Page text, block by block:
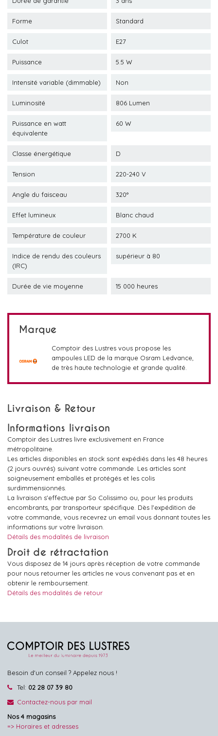
Forme Standard
Culot E27
Puissance 5.5 W
Intensité variable (dimmable) Non
Luminosité 806 Lumen
Puissance en watt
équivalente
60 W
Classe énergétique D
Tension 220-240 V
Angle du faisceau 320°
Effet lumineux Blanc chaud
Température de couleur 2700 K
Indice de rendu des couleurs
(IRC)
supérieur à 80
Durée de vie moyenne 15 000 heures
Marque
Comptoir des Lustres vous propose les
ampoules LED de la marque Osram Ledvance,
de très haute technologie et grande qualité.
Livraison & Retour
Informations livraison
Comptoir des Lustres livre exclusivement en France
métropolitaine.
Les articles disponibles en stock sont expédiés dans les 48 heures
(2 jours ouvrés) suivant votre commande. Les articles sont
soigneusement emballés et protégés et les colis
surdimmensionnés.
La livraison s'effectue par So Colissimo ou, pour les produits
encombrants, par transporteur spécifique. Dès l'expédition de
votre commande, vous recevrez un email vous donnant toutes les
informations sur votre livraison.
Détails des modalités de livraison
Droit de rétractation
Vous disposez de 14 jours après réception de votre commande
pour nous retourner les articles ne vous convenant pas et en
obtenir le remboursement.
Détails des modalités de retour
Besoin d'un conseil ? Appelez nous !
Tel: 02 28 07 39 80
Contactez-nous par mail
Nos 4 magasins
=> Horaires et adresses